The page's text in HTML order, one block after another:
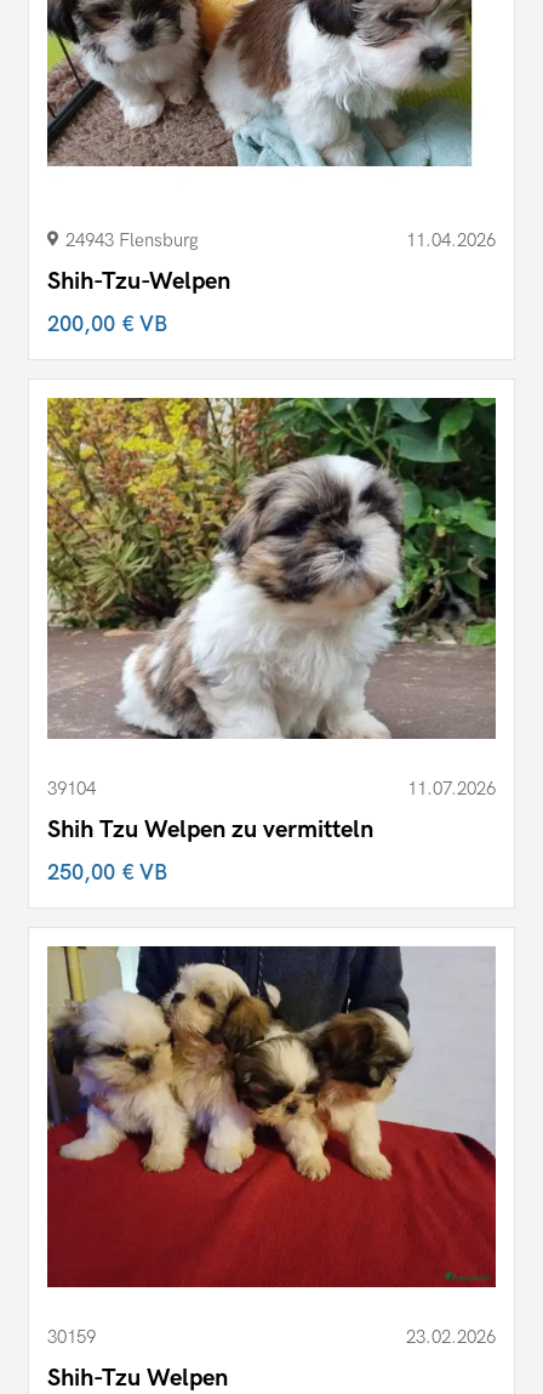
24943 Flensburg 11.04.2026
Shih-Tzu-Welpen
200,00 €VB
39104 11.07.2026
Shih Tzu Welpen zu vermitteln
250,00 €VB
30159 23.02.2026
Shih-Tzu Welpen